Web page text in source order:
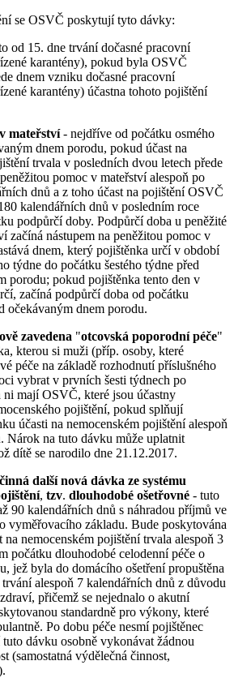
se OSVČ poskytují tyto dávky:
od 15. dne trvání dočasné pracovní
karantény), pokud byla OSVČ
dnem vzniku dočasné pracovní
karantény) účastna tohoto pojištění
mateřství- nejdříve od počátku osmého
dnem porodu, pokud účast na
trvala v posledních dvou letech přede
pomoc v mateřství alespoň po
dnů a z toho účast na pojištění OSVČ
kalendářních dnů v posledním roce
podpůrčí doby. Podpůrčí doba u peněžité
začíná nástupem na peněžitou pomoc v
dnem, který pojištěnka určí v období
týdne do počátku šestého týdne před
porodu; pokud pojištěnka tento den v
začíná podpůrčí doba od počátku
očekávaným dnem porodu.
zavedena "otcovská poporodní péče"
kterou si muži (příp. osoby, které
péče na základě rozhodnutí příslušného
vybrat v prvních šesti týdnech po
mají OSVČ, které jsou účastny
pojištění, pokud splňují
účasti na nemocenském pojištění alespoň
Nárok na tuto dávku může uplatnit
dítě se narodilo dne 21.12.2017.
další nová dávka ze systému
, tzv. dlouhodobé ošetřovné - tuto
90 kalendářních dnů s náhradou příjmů ve
vyměřovacího základu. Bude poskytována
nemocenském pojištění trvala alespoň 3
počátku dlouhodobé celodenní péče o
jež byla do domácího ošetření propuštěna
alespoň 7 kalendářních dnů z důvodu
přičemž se nejednalo o akutní
standardně pro výkony, které
Po dobu péče nesmí pojištěnec
dávku osobně vykonávat žádnou
(samostatná výdělečná činnost,